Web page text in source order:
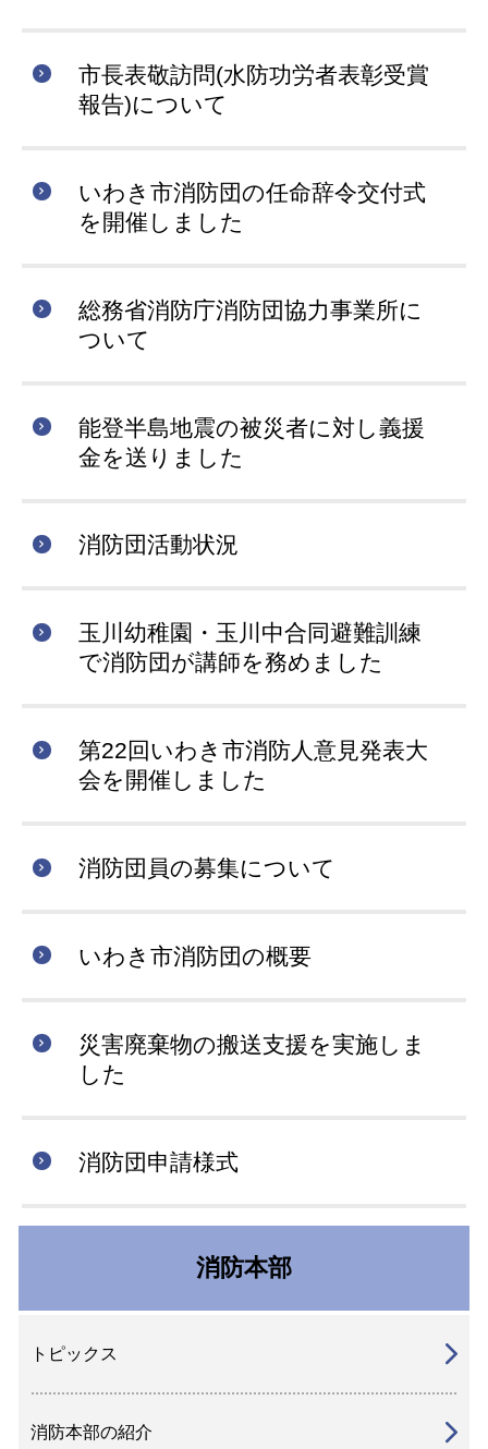
市長表敬訪問(水防功労者表彰受賞
報告)について
いわき市消防団の任命辞令交付式
を開催しました
総務省消防庁消防団協力事業所に
ついて
能登半島地震の被災者に対し義援
金を送りました
消防団活動状況
玉川幼稚園・玉川中合同避難訓練
で消防団が講師を務めました
第22回いわき市消防人意見発表大
会を開催しました
消防団員の募集について
いわき市消防団の概要
災害廃棄物の搬送支援を実施しま
した
消防団申請様式
消防本部
トピックス
消防本部の紹介